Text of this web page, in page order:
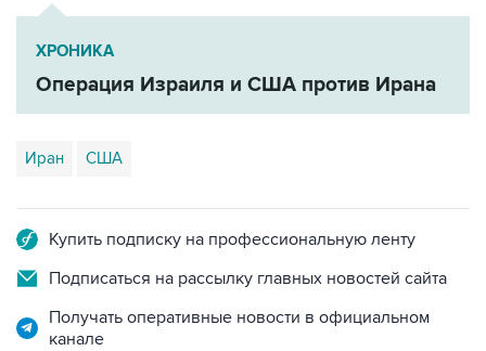
ХРОНИКА
Операция Израиля и США против Ирана
Иран США
Купить подписку на профессиональную ленту
Подписаться на рассылку главных новостей сайта
Получать оперативные новости в официальном
канале